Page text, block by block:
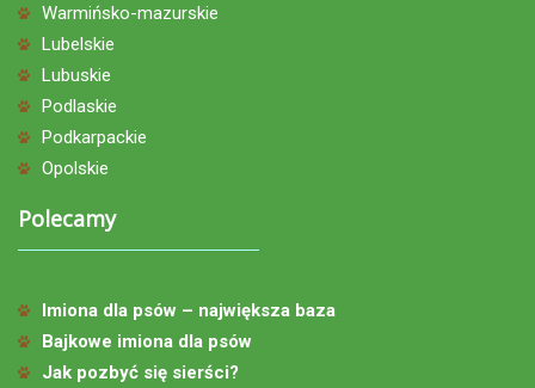
Warmińsko-mazurskie
Lubelskie
Lubuskie
Podlaskie
Podkarpackie
Opolskie
Polecamy
Imiona dla psów – największa baza
Bajkowe imiona dla psów
Jak pozbyć się sierści?